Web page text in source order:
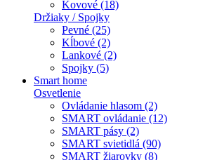
Kovové (18)
Držiaky / Spojky
Pevné (25)
Kĺbové (2)
Lankové (2)
Spojky (5)
Smart home
Osvetlenie
Ovládanie hlasom (2)
SMART ovládanie (12)
SMART pásy (2)
SMART svietidlá (90)
SMART žiarovky (8)